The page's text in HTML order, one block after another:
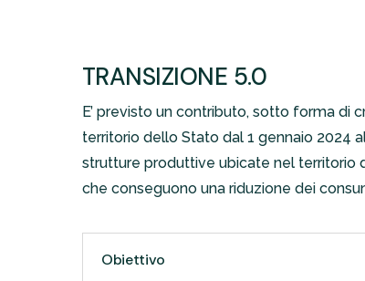
TRANSIZIONE 5.0
E’ previsto un contributo, sotto forma di
territorio dello Stato dal 1 gennaio 2024
strutture produttive ubicate nel territorio
che conseguono una riduzione dei
Obiettivo